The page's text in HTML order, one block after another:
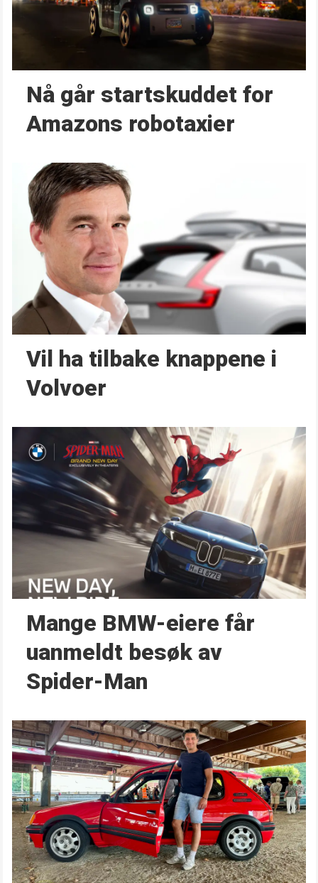
Nå går start­skuddet for
Amazons robotaxier
Vil ha tilbake knappene i
Volvoer
Mange BMW-eiere får
uanmeldt besøk av
Spider-Man